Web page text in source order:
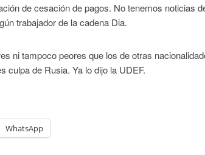
de cesación de pagos. No tenemos noticias
trabajador de la cadena Dia.
ni tampoco peores que los de otras
culpa de Rusia. Ya lo dijo la UDEF.
WhatsApp